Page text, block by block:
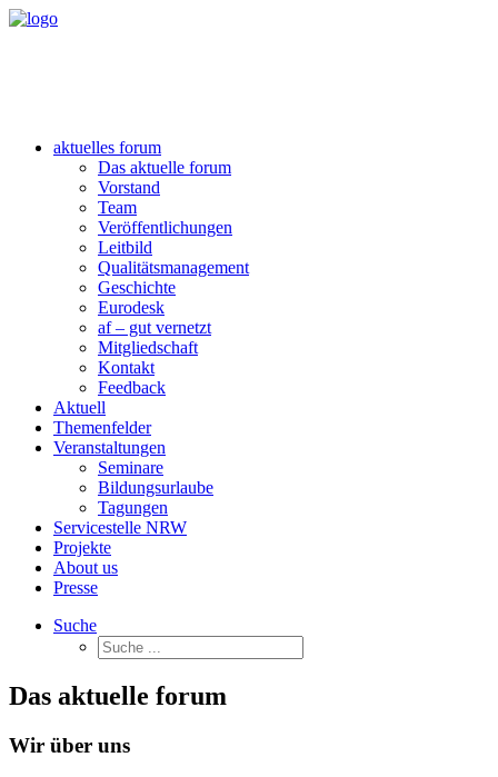
aktuelles forum
Das aktuelle forum
Vorstand
Team
Veröffentlichungen
Leitbild
Qualitätsmanagement
Geschichte
Eurodesk
af – gut vernetzt
Mitgliedschaft
Kontakt
Feedback
Aktuell
Themenfelder
Veranstaltungen
Seminare
Bildungsurlaube
Tagungen
Servicestelle NRW
Projekte
About us
Presse
Suche
Das aktuelle forum
Wir über uns